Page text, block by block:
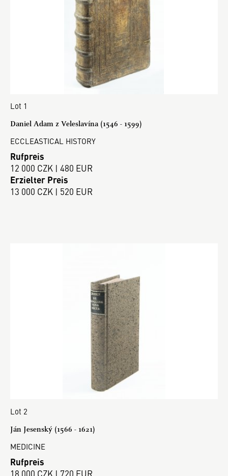
Lot 1
Daniel Adam z Veleslavína (1546 - 1599)
ECCLEASTICAL HISTORY
Rufpreis
12 000 CZK | 480 EUR
Erzielter Preis
13 000 CZK | 520 EUR
Lot 2
Ján Jesenský (1566 - 1621)
MEDICINE
Rufpreis